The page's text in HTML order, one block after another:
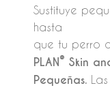
Sustituye
hasta
que tu perro
PLAN ® Skin
Pequeñas.